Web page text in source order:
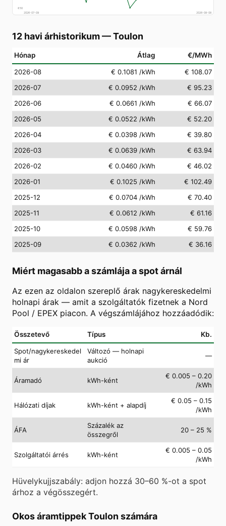
€50
2026-07-09
2026-08-08
12 havi árhistorikum—Toulon
Hónap Átlag €/MWh
2026-08 € 0.1081 /kWh
€ 108.07
2026-07
€ 0.0952 /kWh
€ 95.23
2026-06
€ 0.0661 /kWh
€ 66.07
2026-05
€ 0.0522 /kWh
€ 52.20
2026-04
€ 0.0398 /kWh
€ 39.80
2026-03
€ 0.0639 /kWh
€ 63.94
2026-02
€ 0.0460 /kWh
€ 46.02
2026-01
€ 0.1025 /kWh
€ 102.49
2025-12
€ 0.0704 /kWh
€ 70.40
2025-11
€ 0.0612 /kWh
€ 61.16
2025-10
€ 0.0598 /kWh
€ 59.76
2025-09
€ 0.0362 /kWh € 36.16
Miért magasabb a számlája a spot árnál
Az ezen az oldalon szereplő árak nagykereskedelmi
holnapi árak — amit a szolgáltatók fizetnek a Nord
Pool / EPEX piacon. A végszámlájához hozzáadódik:
Összetevő Típus Kb.
Spot/nagykereskedel
mi ár
Változó — holnapi
aukció
—
Áramadó kWh-ként
€ 0.005 – 0.20
/kWh
Hálózati díjak kWh-ként + alapdíj
€ 0.05 – 0.15
/kWh
ÁFA
Százalék az
összegről
20 – 25 %
Szolgáltatói árrés kWh-ként
€ 0.005 – 0.05
/kWh
Hüvelykujjszabály: adjon hozzá 30–60 %-ot a spot
árhoz a végösszegért.
Okos áramtippek Toulon számára